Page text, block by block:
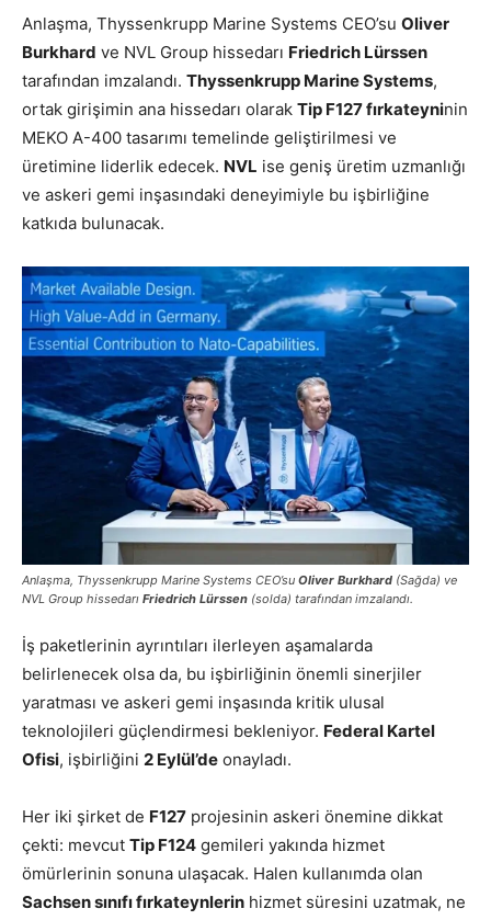
Anlaşma, Thyssenkrupp Marine Systems CEO’su Oliver
Burkhard ve NVL Group hissedarı Friedrich Lürssen
tarafından imzalandı. Thyssenkrupp Marine Systems,
ortak girişimin ana hissedarı olarak Tip F127 fırkateyninin
MEKO A-400 tasarımı temelinde geliştirilmesi ve
üretimine liderlik edecek. NVL ise geniş üretim uzmanlığı
ve askeri gemi inşasındaki deneyimiyle bu işbirliğine
katkıda bulunacak.
Anlaşma, Thyssenkrupp Marine Systems CEO’su Oliver Burkhard (Sağda) ve
NVL Group hissedarı Friedrich Lürssen (solda) tarafından imzalandı.
İş paketlerinin ayrıntıları ilerleyen aşamalarda
belirlenecek olsa da, bu işbirliğinin önemli sinerjiler
yaratması ve askeri gemi inşasında kritik ulusal
teknolojileri güçlendirmesi bekleniyor. Federal Kartel
Ofisi, işbirliğini 2 Eylül’de onayladı.
Her iki şirket de F127 projesinin askeri önemine dikkat
çekti: mevcut Tip F124 gemileri yakında hizmet
ömürlerinin sonuna ulaşacak. Halen kullanımda olan
Sachsen sınıfı fırkateynlerin hizmet süresini uzatmak, ne